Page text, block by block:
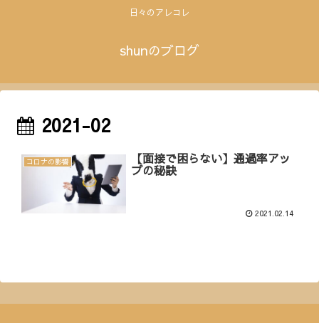
日々のアレコレ
shunのブログ
2021-02
コロナの影響 【面接で困らない】通過率アッ
プの秘訣
2021.02.14